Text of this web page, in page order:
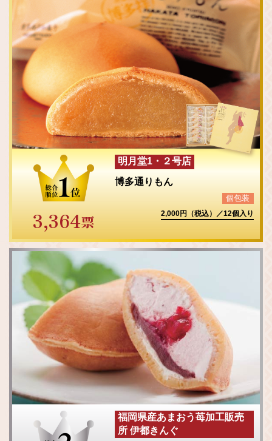
3,364票
明月堂1・２号店
博多通りもん
個包装
2,000円（税込）／12個入り
福岡県産あまおう苺加工販売
所 伊都きんぐ